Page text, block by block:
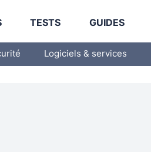
TESTS GUIDES
Logiciels & services